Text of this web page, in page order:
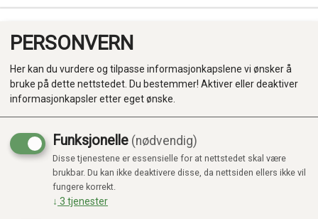
Produkter
Kategorier
Kampanje
PERSONVERN
Her kan du vurdere og tilpasse informasjonkapslene vi ønsker å
bruke på dette nettstedet. Du bestemmer! Aktiver eller deaktiver
informasjonkapsler etter eget ønske.
Funksjonelle (nødvendig)
Disse tjenestene er essensielle for at nettstedet skal være
brukbar. Du kan ikke deaktivere disse, da nettsiden ellers ikke vil
fungere korrekt.
↓ 3 tjenester